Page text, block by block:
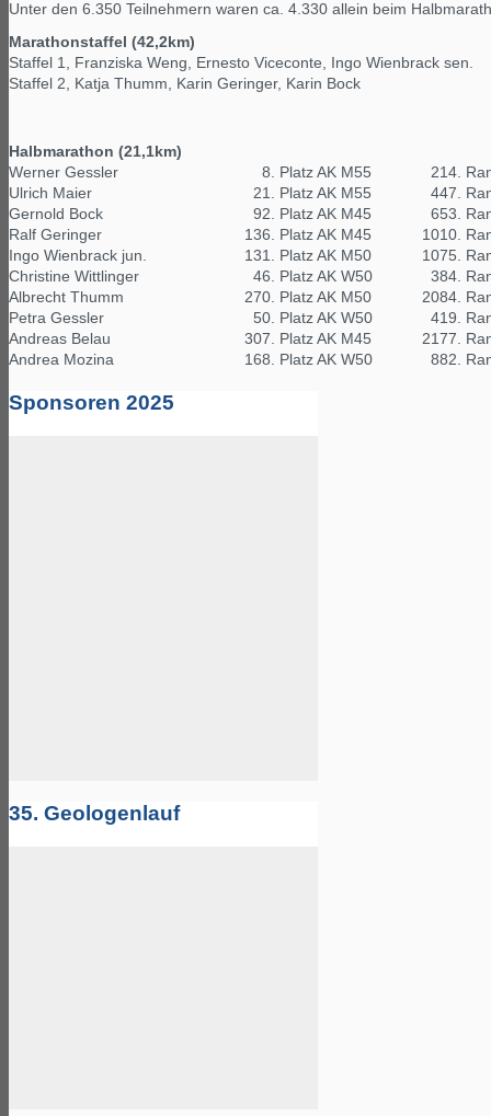
Unter den 6.350 Teilnehmern waren ca. 4.330 allein beim
Marathonstaffel (42,2km)
Staffel 1, Franziska Weng, Ernesto Viceconte, Ingo Wienbrack sen.
Staffel 2, Katja Thumm, Karin Geringer, Karin Bock
Halbmarathon (21,1km)
Werner Gessler
8. Platz AK M55
214.
Ulrich Maier
21. Platz AK M55
447.
Gernold Bock
92. Platz AK M45
653.
Ralf Geringer
136. Platz AK M45
1010.
Ingo Wienbrack jun.
131. Platz AK M50
1075.
Christine Wittlinger
46. Platz AK W50
384.
Albrecht Thumm
270. Platz AK M50
2084.
Petra Gessler
50. Platz AK W50
419.
Andreas Belau
307. Platz AK M45
2177.
Andrea Mozina
168. Platz AK W50 882.
Sponsoren 2025
35. Geologenlauf